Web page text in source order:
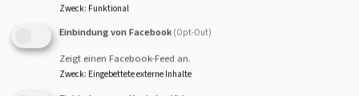
Zweck: Funktional
Einbindung von Facebook (Opt-Out)
Zeigt einen Facebook-Feed an.
Zweck: Eingebettete externe Inhalte